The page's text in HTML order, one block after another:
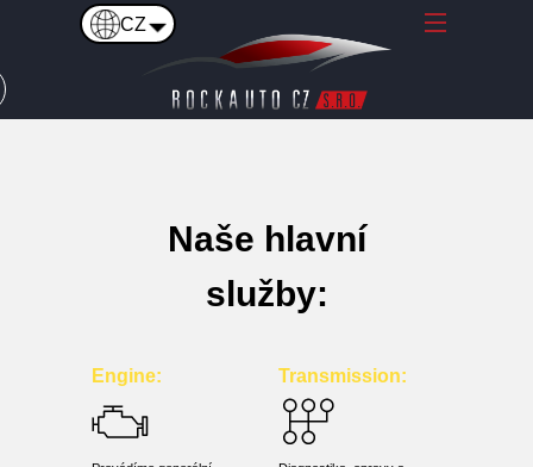
CZ
Язык
Naše hlavní
služby:
Engine: Transmission: